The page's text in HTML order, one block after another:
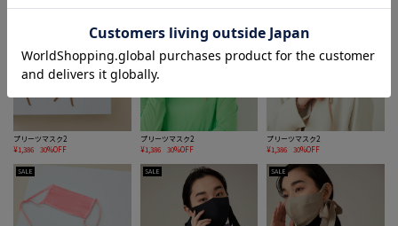
プリーツマスク2
¥1,386
30%OFF
プリーツマスク2
¥1,386
30%OFF
プリーツマスク2
¥1,386
30%OFF
SALE SALE SALE